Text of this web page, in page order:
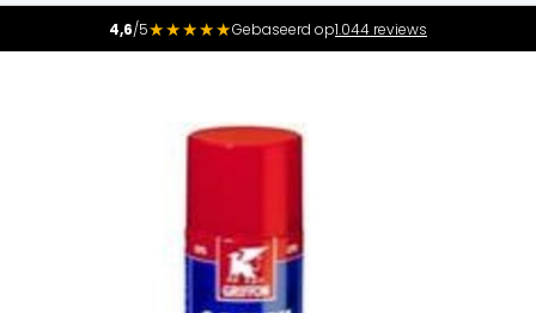
4,6/5★★★★★Gebaseerd op1.044 reviews